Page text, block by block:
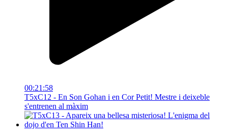
00:21:58
T5xC12 - En Son Gohan i en Cor Petit! Mestre i deixeble
s'entrenen al màxim